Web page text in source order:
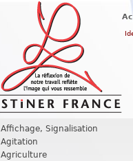
Affichage, Signalisation
Agitation
Agriculture